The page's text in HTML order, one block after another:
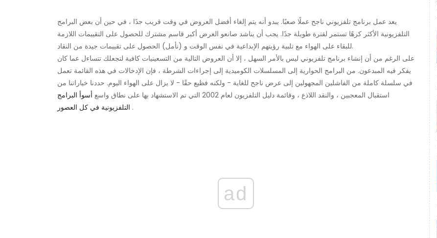
يعد عمل برنامج تلفزيوني ناجح عملًا صعبًا. يبدو أنه يتم إلغاء أفضل العروض في وقت قريب جدًا ، في حين أن بعض البرامج
التلفزيونية الأكثر كرهًا تستمر لفترة طويلة جدًا. يجب أن يناشد صانعو العرض أكبر قاسم مشترك للحصول على التقييمات اللازمة
للبقاء على الهواء مع تلبية رؤيتهم الإبداعية في نفس الوقت و (نأمل) الحصول على تقييمات جيدة من النقاد.
على الرغم من أن إنشاء برنامج تلفزيوني ليس بالأمر السهل ، إلا أن العروض التالية من التسعينيات كافية لتجعلك تتساءل عما كان
يفكر فيه المبدعون. من البرامج الحوارية إلى المسلسلات الكوميدية إلى إجراءات الشرطة ، فإن الإدخالات في هذه القائمة تعمل
في سلسلة كاملة من الفاشلين المجهولين إلى عرض ناجح للغاية - ولكنه فظيع حقًا - لا يزال على الهواء اليوم. حددنا خياراتنا من
استقبال المعجبين ، والنقد اللاذع ، وقائمة دليل التلفزيون لعام 2002 التي تم الاستشهاد بها على نطاق واسع
أسوأ البرامج
التلفزيونية في كل العصور .
ad